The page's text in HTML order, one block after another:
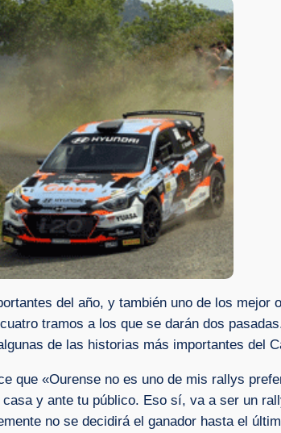
del año, y también uno de los
tramos a los que se darán dos
de las historias más importantes del
que «Ourense no es uno de mis rallys
y ante tu público. Eso sí, va a ser un
no se decidirá el ganador hasta el